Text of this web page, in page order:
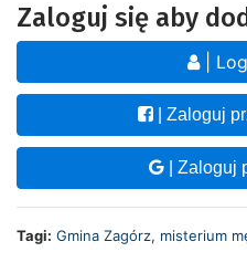
Zaloguj się aby
|
| Zaloguj
| Zaloguj
Tagi: Gmina Zagórz, misterium